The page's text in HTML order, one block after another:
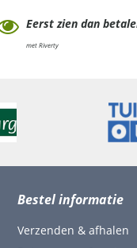
Eerst zien dan
met Riverty
Bestel informatie
Verzenden & afhalen